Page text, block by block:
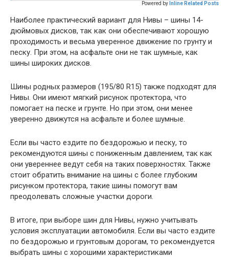
Powered by Inline Related Posts
Наиболее практический вариант для Нивы – шины 14-
дюймовых дисков, так как они обеспечивают хорошую
проходимость и весьма уверенное движение по грунту и
песку. При этом, на асфальте они не так шумные, как
шины широких дисков.
Шины родных размеров (195/80 R15) также подходят для
Нивы. Они имеют мягкий рисунок протектора, что
помогает на песке и грунте. Но при этом, они менее
уверенно движутся на асфальте и более шумные.
Если вы часто ездите по бездорожью и песку, то
рекомендуются шины с пониженным давлением, так как
они увереннее ведут себя на таких поверхностях. Также
стоит обратить внимание на шины с более глубоким
рисунком протектора, такие шины помогут вам
преодолевать сложные участки дороги.
В итоге, при выборе шин для Нивы, нужно учитывать
условия эксплуатации автомобиля. Если вы часто ездите
по бездорожью и грунтовым дорогам, то рекомендуется
выбрать шины с хорошими характеристиками